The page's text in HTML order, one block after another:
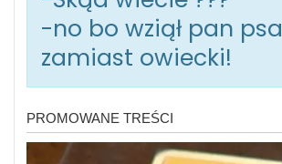
-no bo wziął pan psa
zamiast owiecki!